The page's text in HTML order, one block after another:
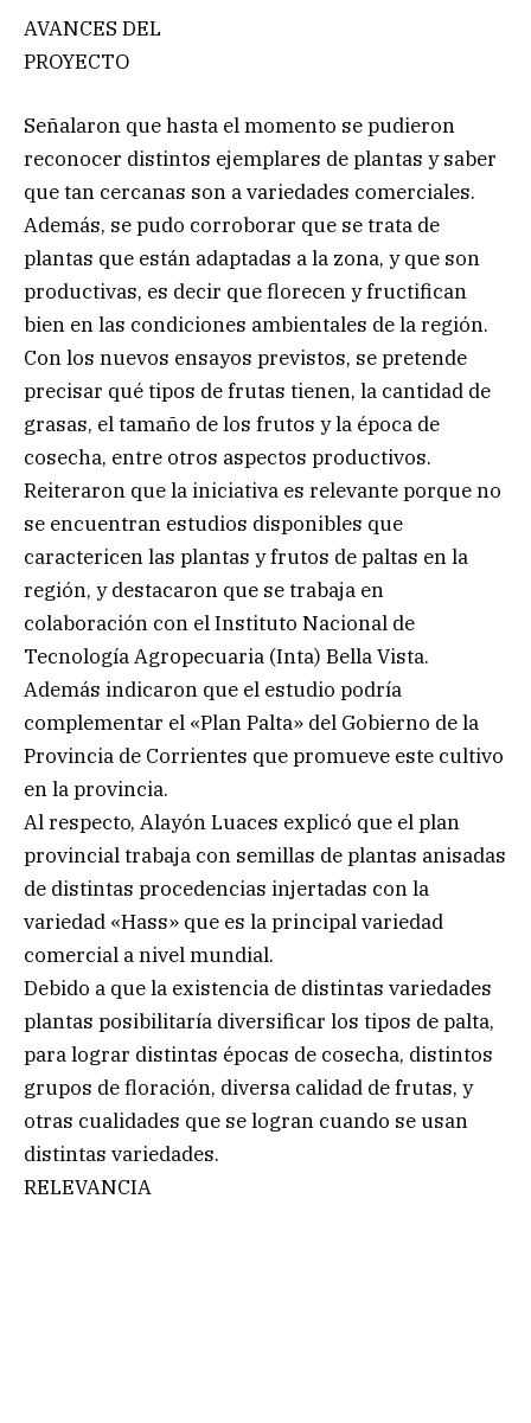
AVANCES DEL
PROYECTO
Señalaron que hasta el momento se pudieron
reconocer distintos ejemplares de plantas y saber
que tan cercanas son a variedades comerciales.
Además, se pudo corroborar que se trata de
plantas que están adaptadas a la zona, y que son
productivas, es decir que florecen y fructifican
bien en las condiciones ambientales de la región.
Con los nuevos ensayos previstos, se pretende
precisar qué tipos de frutas tienen, la cantidad de
grasas, el tamaño de los frutos y la época de
cosecha, entre otros aspectos productivos.
Reiteraron que la iniciativa es relevante porque no
se encuentran estudios disponibles que
caractericen las plantas y frutos de paltas en la
región, y destacaron que se trabaja en
colaboración con el Instituto Nacional de
Tecnología Agropecuaria (Inta) Bella Vista.
Además indicaron que el estudio podría
complementar el «Plan Palta» del Gobierno de la
Provincia de Corrientes que promueve este cultivo
en la provincia.
Al respecto, Alayón Luaces explicó que el plan
provincial trabaja con semillas de plantas anisadas
de distintas procedencias injertadas con la
variedad «Hass» que es la principal variedad
comercial a nivel mundial.
Debido a que la existencia de distintas variedades
plantas posibilitaría diversificar los tipos de palta,
para lograr distintas épocas de cosecha, distintos
grupos de floración, diversa calidad de frutas, y
otras cualidades que se logran cuando se usan
distintas variedades.
RELEVANCIA